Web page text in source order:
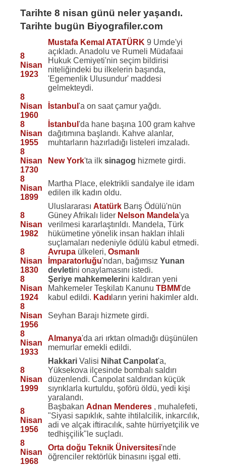
Tarihte 8 nisan günü neler yaşandı.
Tarihte bugün Biyografiler.com
8
Nisan
1923
Mustafa Kemal ATATÜRK 9 Umde'yi
açıkladı. Anadolu ve Rumeli Müdafaai
Hukuk Cemiyeti'nin seçim bildirisi
niteliğindeki bu ilkelerin başında,
'Egemenlik Ulusundur' maddesi
gelmekteydi.
8
Nisan
1960
İstanbul'a on saat çamur yağdı.
8
Nisan
1955
İstanbul'da hane başına 100 gram kahve
dağıtımına başlandı. Kahve alanlar,
muhtarların hazırladığı listeleri imzaladı.
8
Nisan
1730
New York'ta ilksinagog hizmete girdi.
8
Nisan
1899
Martha Place, elektrikli sandalye ile idam
edilen ilk kadın oldu.
8
Nisan
1982
UluslararasıAtatürk Barış Ödülü'nün
Güney Afrikalı lider Nelson Mandela'ya
verilmesi kararlaştırıldı. Mandela, Türk
hükümetine yönelik insan hakları ihlali
suçlamaları nedeniyle ödülü kabul etmedi.
8
Nisan
1830
Avrupa ülkeleri,Osmanlı
İmparatorluğu'ndan, bağımsızYunan
devletini onaylamasını istedi.
8
Nisan
1924
Şeriye mahkemelerini kaldıran yeni
Mahkemeler Teşkilatı KanunuTBMM'de
kabul edildi. Kadı ların yerini hakimler aldı.
8
Nisan
1956
Seyhan Barajı hizmete girdi.
8
Nisan
1933
Almanya'da ari ırktan olmadığı düşünülen
memurlar emekli edildi.
8
Nisan
1999
Hakkari Valisi Nihat Canpolat'a,
Yüksekova ilçesinde bombalı saldırı
düzenlendi. Canpolat saldırıdan küçük
sıyrıklarla kurtuldu, şoförü öldü, yedi kişi
yaralandı.
8
Nisan
1956
BaşbakanAdnan Menderes , muhalefeti,
"Siyasi sapıklık, sahte ihtilalcilik, inkarcılık,
adi ve alçak iftiracılık, sahte hürriyetçilik ve
tedhişçilik"le suçladı.
8
Nisan
1968
Orta doğu Teknik Üniversitesi'nde
öğrenciler rektörlük binasını işgal etti.